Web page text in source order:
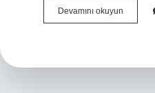
Devamını okuyun
Işareti